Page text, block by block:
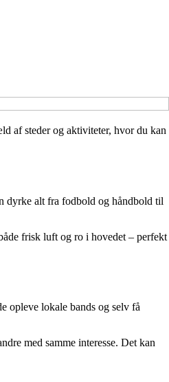
af steder og aktiviteter, hvor du kan
dyrke alt fra fodbold og håndbold til
frisk luft og ro i hovedet – perfekt
opleve lokale bands og selv få
med samme interesse. Det kan